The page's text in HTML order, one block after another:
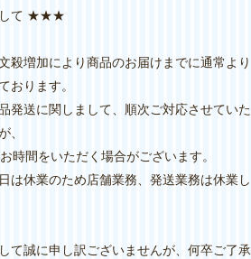
て ★★★
殺増加により商品のお届けまでに通常より
おります。
発送に関しまして、順次ご対応させていた
、
時間をいただく場合がございます。
は休業のため店舗業務、発送業務は休業し
て誠に申し訳ございませんが、何卒ご了承